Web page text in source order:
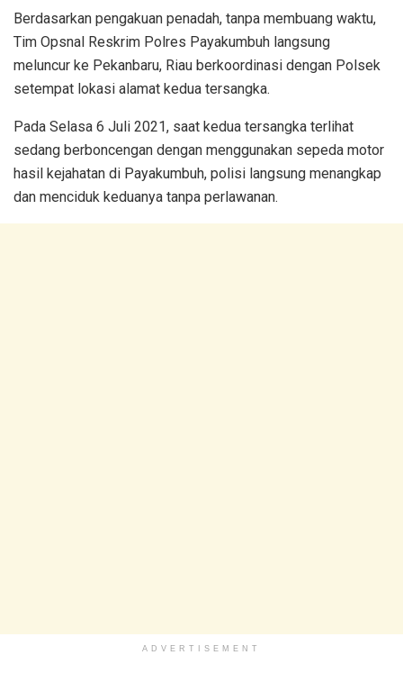
Berdasarkan pengakuan penadah, tanpa membuang waktu,
Tim Opsnal Reskrim Polres Payakumbuh langsung
meluncur ke Pekanbaru, Riau berkoordinasi dengan Polsek
setempat lokasi alamat kedua tersangka.
Pada Selasa 6 Juli 2021, saat kedua tersangka terlihat
sedang berboncengan dengan menggunakan sepeda motor
hasil kejahatan di Payakumbuh, polisi langsung menangkap
dan menciduk keduanya tanpa perlawanan.
ADVERTISEMENT